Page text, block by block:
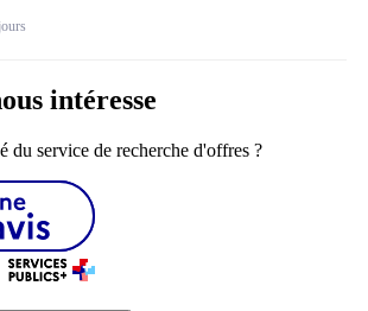
intéresse
du service de recherche d'offres ?